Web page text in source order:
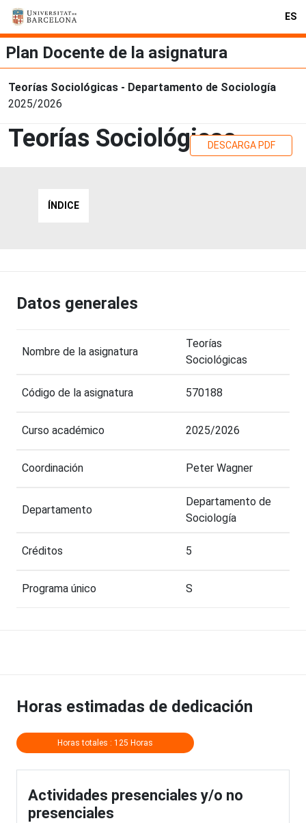
ES
Plan Docente de la asignatura
Teorías Sociológicas - Departamento de Sociología
2025/2026
Teorías SociológicasDESCARGA PDF
ÍNDICE
Datos generales
Nombre de la asignatura
Teorías
Sociológicas
Código de la asignatura 570188
Curso académico 2025/2026
Coordinación Peter Wagner
Departamento
Departamento de
Sociología
Créditos 5
Programa único S
Horas estimadas de dedicación
Horas totales : 125 Horas
Actividades presenciales y/o no
presenciales